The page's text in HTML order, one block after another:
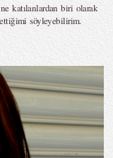
katılanlardan biri olarak
söyleyebilirim.